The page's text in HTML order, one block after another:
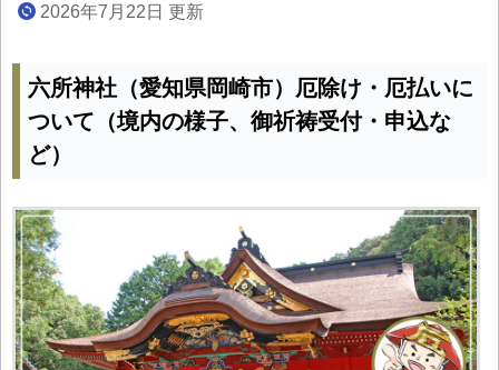
2026年7月22日 更新
六所神社（愛知県岡崎市）厄除け・厄払いに
ついて（境内の様子、御祈祷受付・申込な
ど）